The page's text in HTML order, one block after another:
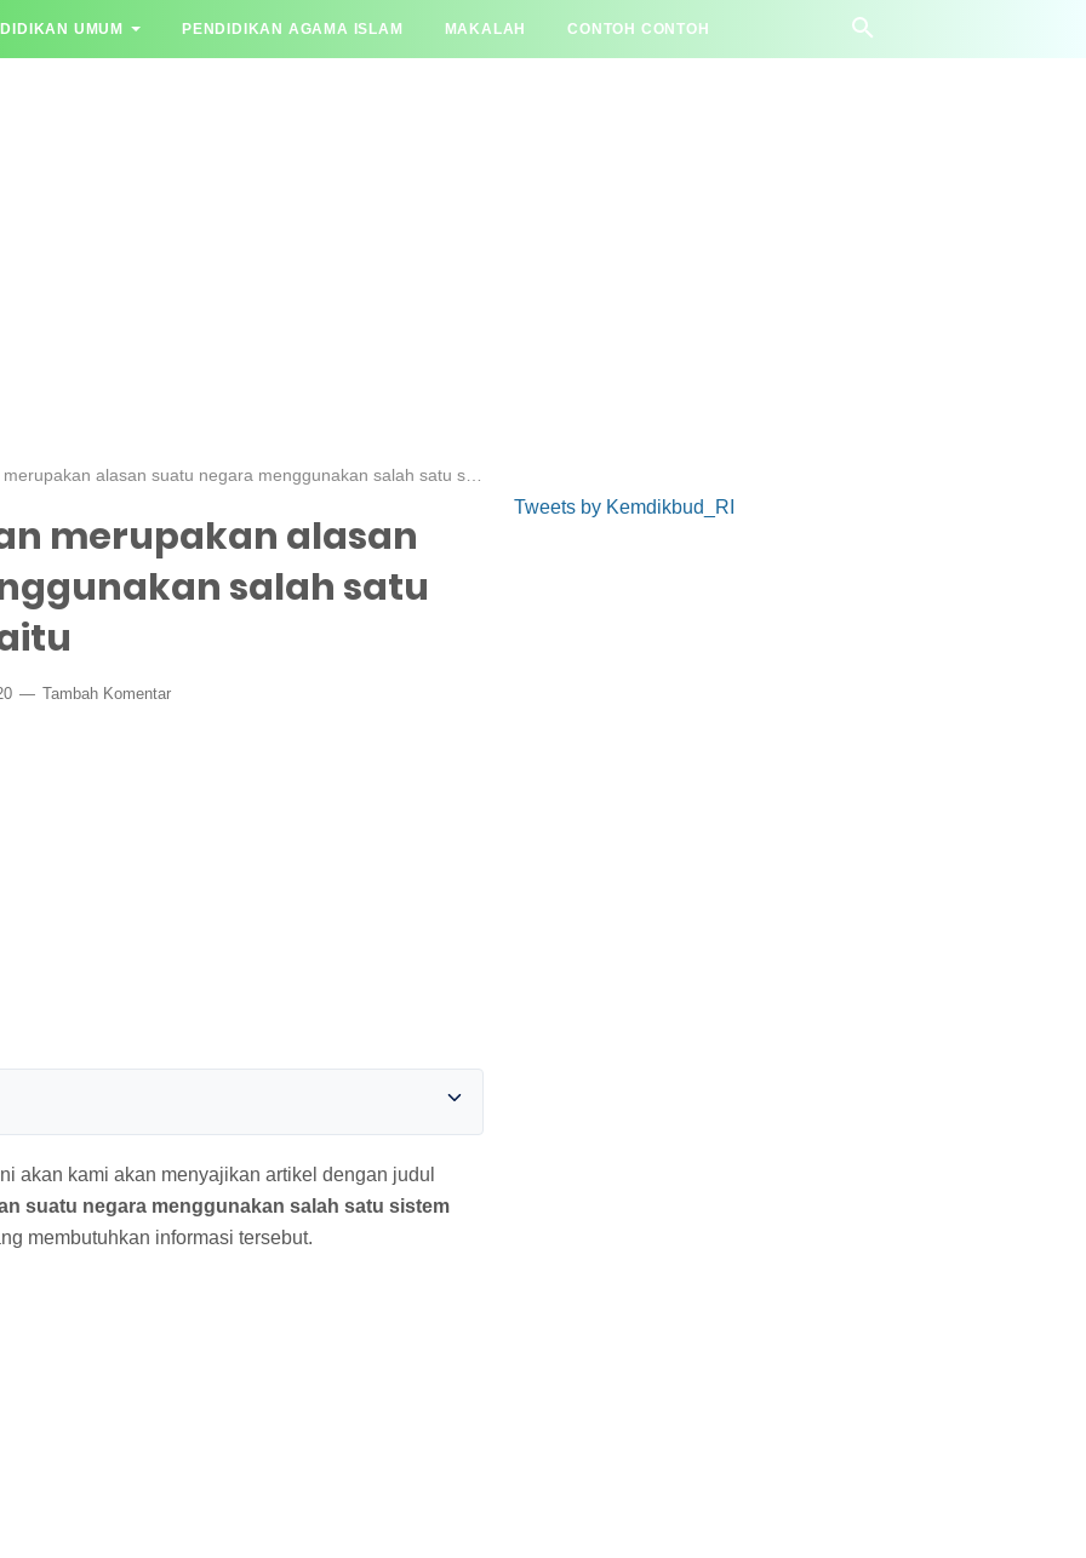
UMUM PENDIDIKAN AGAMA ISLAM MAKALAH CONTOH CONTOH
alasan suatu negara menggunakan salah satu sistem ekonomi yaitu
merupakan alasan
salah satu
Tambah Komentar
akan kami akan menyajikan artikel dengan judul
suatu negara menggunakan salah satu sistem
membutuhkan informasi tersebut.
Tweets by Kemdikbud_RI